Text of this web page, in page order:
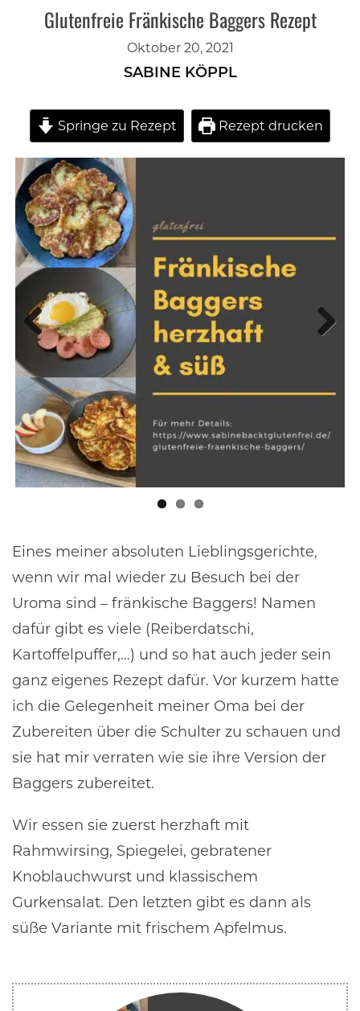
Glutenfreie Fränkische Baggers Rezept
Oktober 20, 2021
SABINE KÖPPL
Springe zu Rezept Rezept drucken
Previous
Eines meiner absoluten Lieblingsgerichte,
wenn wir mal wieder zu Besuch bei der
Uroma sind – fränkische Baggers! Namen
dafür gibt es viele (Reiberdatschi,
Kartoffelpuffer,…) und so hat auch jeder sein
ganz eigenes Rezept dafür. Vor kurzem hatte
ich die Gelegenheit meiner Oma bei der
Zubereiten über die Schulter zu schauen und
sie hat mir verraten wie sie ihre Version der
Baggers zubereitet.
Wir essen sie zuerst herzhaft mit
Rahmwirsing, Spiegelei, gebratener
Knoblauchwurst und klassischem
Gurkensalat. Den letzten gibt es dann als
süße Variante mit frischem Apfelmus.